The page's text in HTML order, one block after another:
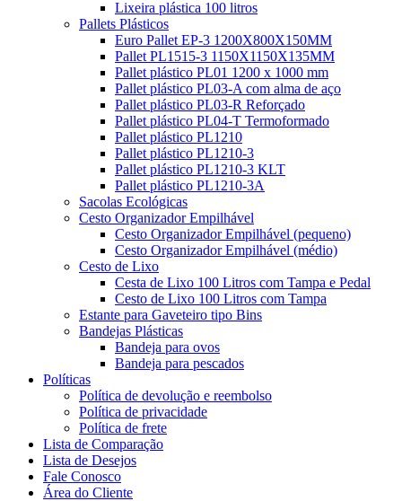
Lixeira plástica 100 litros
Pallets Plásticos
Euro Pallet EP-3 1200X800X150MM
Pallet PL1515-3 1150X1150X135MM
Pallet plástico PL01 1200 x 1000 mm
Pallet plástico PL03-A com alma de aço
Pallet plástico PL03-R Reforçado
Pallet plástico PL04-T Termoformado
Pallet plástico PL1210
Pallet plástico PL1210-3
Pallet plástico PL1210-3 KLT
Pallet plástico PL1210-3A
Sacolas Ecológicas
Cesto Organizador Empilhável
Cesto Organizador Empilhável (pequeno)
Cesto Organizador Empilhável (médio)
Cesto de Lixo
Cesta de Lixo 100 Litros com Tampa e Pedal
Cesto de Lixo 100 Litros com Tampa
Estante para Gaveteiro tipo Bins
Bandejas Plásticas
Bandeja para ovos
Bandeja para pescados
Políticas
Política de devolução e reembolso
Política de privacidade
Política de frete
Lista de Comparação
Lista de Desejos
Fale Conosco
Área do Cliente